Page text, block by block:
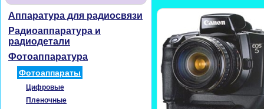
Аппаратура для радиосвязи
Радиоаппаратура и
радиодетали
Фотоаппаратура
Фотоаппараты
Цифровые
Пленочные